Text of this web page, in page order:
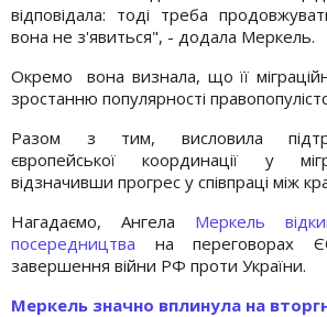
відповідала: тоді треба
вона не з'явиться", - додала Меркель.
Окремо вона визнала, що її
зростанню популярності
Разом з тим, висловила
європейської координації у
відзначивши прогрес у співпраці між
Нагадаємо, Ангела Меркель
посередництва на переговорах
завершення війни РФ проти України.
Меркель значно вплинула на